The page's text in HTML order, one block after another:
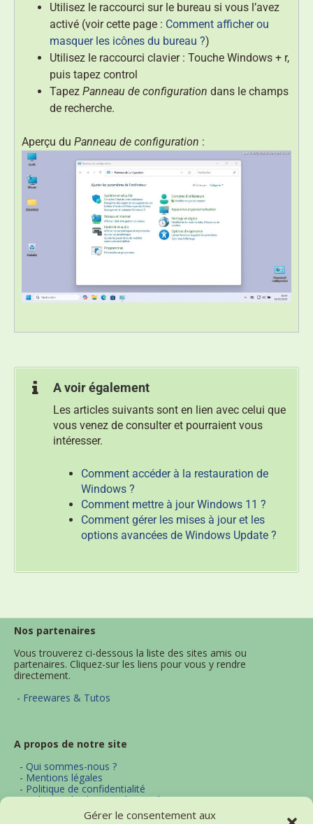
Gérer le consentement aux
Utilisez le raccourci sur le bureau si vous l’avez
activé (voir cette page : Comment afficher ou
masquer les icônes du bureau ?)
Utilisez le raccourci clavier : Touche Windows + r,
puis tapez control
Tapez Panneau de configuration dans le champs
de recherche.
Aperçu du Panneau de configuration :
A voir également
Les articles suivants sont en lien avec celui que
vous venez de consulter et pourraient vous
intéresser.
Comment accéder à la restauration de
Windows ?
Comment mettre à jour Windows 11 ?
Comment gérer les mises à jour et les
options avancées de Windows Update ?
Nos partenaires
Vous trouverez ci-dessous la liste des sites amis ou
partenaires. Cliquez-sur les liens pour vous y rendre
directement.
- Freewares & Tutos
A propos de notre site
- Qui sommes-nous ?
- Mentions légales
- Politique de confidentialité
-Politique d'utilisation des cookies